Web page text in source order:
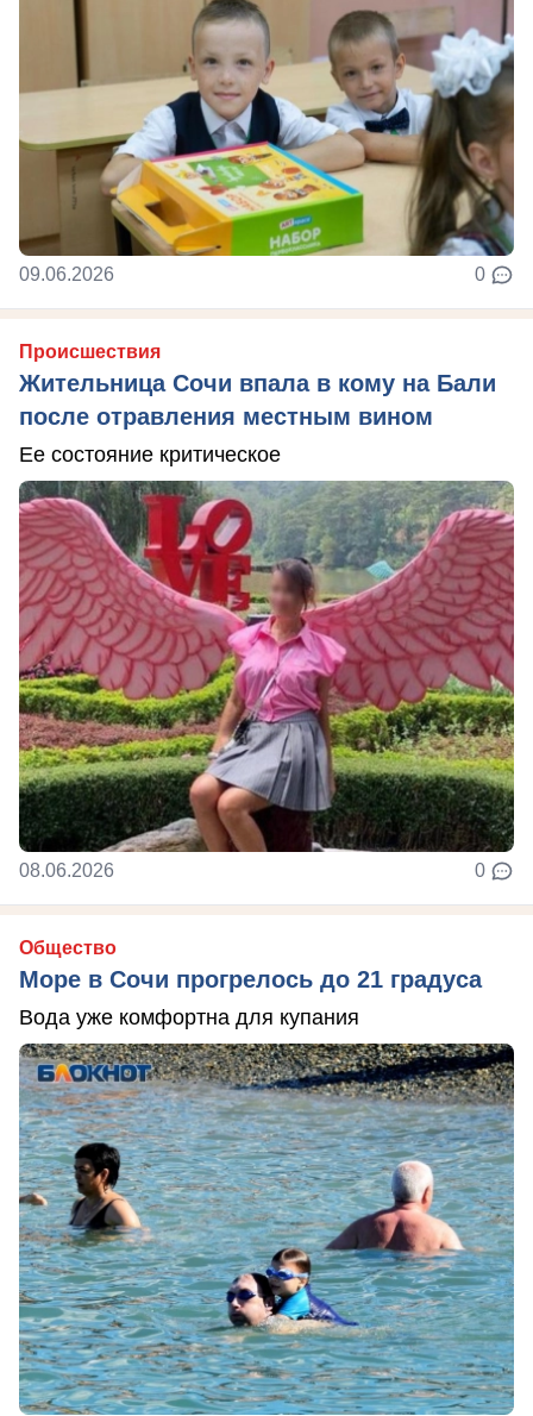
09.06.2026 0
Происшествия
Жительница Сочи впала в кому на Бали
после отравления местным вином
Ее состояние критическое
08.06.2026 0
Общество
Море в Сочи прогрелось до 21 градуса
Вода уже комфортна для купания